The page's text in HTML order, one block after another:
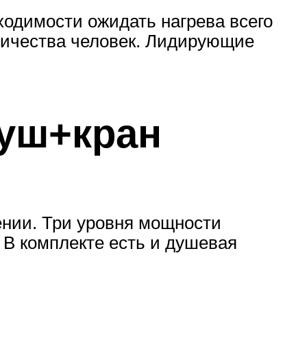
ожидать нагрева всего
человек. Лидирующие
Три уровня мощности
комплекте есть и душевая